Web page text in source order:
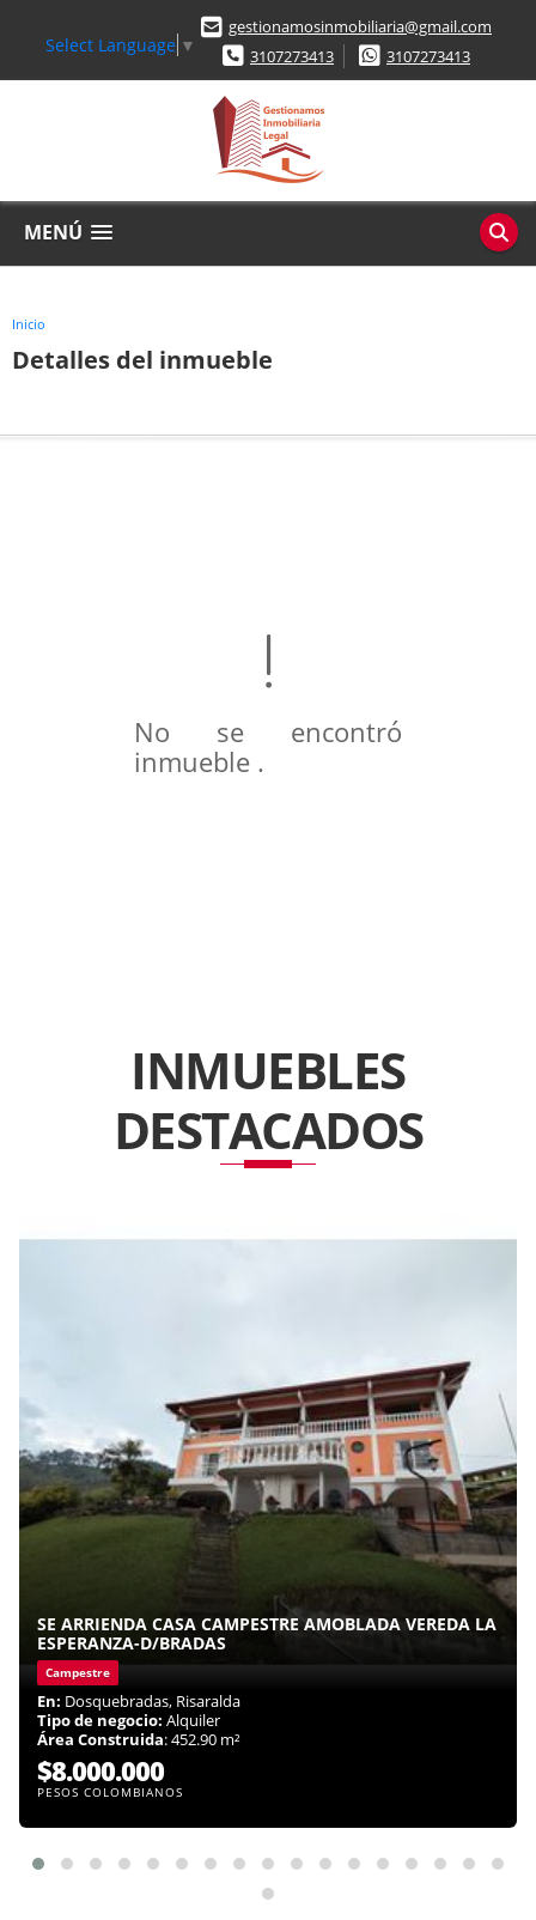
Select Language ▼
gestionamosinmobiliaria@gmail.com
3107273413
3107273413
MENÚ
Inicio
Detalles del inmueble
No se encontró
inmueble .
INMUEBLES
DESTACADOS
SE ARRIENDA CASA CAMPESTRE AMOBLADA VEREDA LA
ESPERANZA-D/BRADAS
Campestre
En: Dosquebradas, Risaralda
Tipo de negocio: Alquiler
Área Construida: 452.90 m²
$8.000.000
PESOS COLOMBIANOS